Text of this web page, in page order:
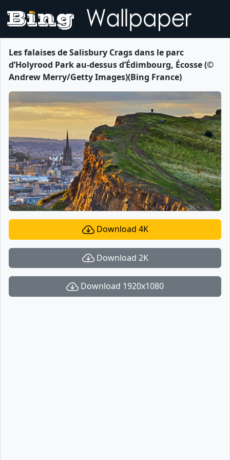
Les falaises de Salisbury Crags dans le parc
d’Holyrood Park au-dessus d’Édimbourg, Écosse (©
Andrew Merry/Getty Images)(Bing France)
Download 4K
Download 2K
Download 1920x1080